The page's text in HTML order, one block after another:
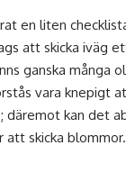
en liten
att skicka iväg
ganska många
vara knepigt
däremot kan det
att skicka blommor.